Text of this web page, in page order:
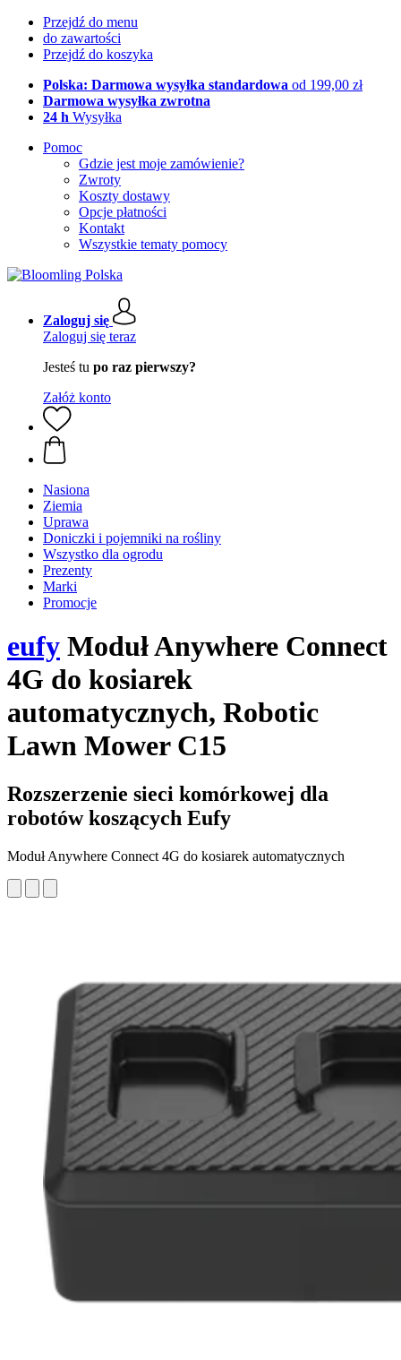
Przejdź do menu
do zawartości
Przejdź do koszyka
Polska: Darmowa wysyłka standardowa od 199,00 zł
Darmowa wysyłka zwrotna
24 h Wysyłka
Pomoc
Gdzie jest moje zamówienie?
Zwroty
Koszty dostawy
Opcje płatności
Kontakt
Wszystkie tematy pomocy
Zaloguj się
Zaloguj się teraz
Jesteś tu po raz pierwszy?
Załóż konto
Nasiona
Ziemia
Uprawa
Doniczki i pojemniki na rośliny
Wszystko dla ogrodu
Prezenty
Marki
Promocje
eufy Moduł Anywhere Connect
4G do kosiarek
automatycznych, Robotic
Lawn Mower C15
Rozszerzenie sieci komórkowej dla
robotów koszących Eufy
Moduł Anywhere Connect 4G do kosiarek automatycznych